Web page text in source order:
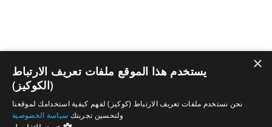
×
يستخدم هذا الموقع ملفات تعريف الارتباط
(الكوكيز)
نحن نستخدم ملفات تعريف الارتباط (كوكيز) لفهم كيفية استخدامك لموقعنا
ولتحسين تجربتك سياسة الخصوصية